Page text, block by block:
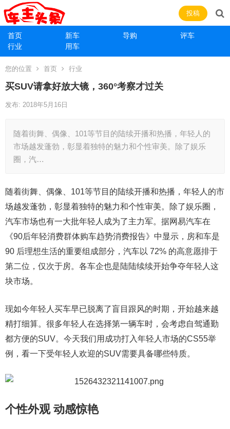
首页 新车 导购
评车
行业
用车
投稿
您的位置 首页 行业
买SUV请拿好放大镜，360°考察才过关
发布: 2018年5月16日
随着街舞、偶像、101等节目的陆续开播和热播，年轻人的
市场越发蓬勃，彰显着独特的魅力和个性审美。除了娱乐
圈，汽…
随着街舞、偶像、101等节目的陆续开播和热播，年轻人的市
场越发蓬勃，彰显着独特的魅力和个性审美。除了娱乐圈，
汽车市场也有一大批年轻人成为了主力军。据网易汽车在
《90后年轻消费群体购车趋势消费报告》中显示，房和车是
90 后理想生活的重要组成部分，汽车以 72% 的高意愿排于
第二位，仅次于房。各车企也是陆陆续续开始争夺年轻人这
块市场。
现如今年轻人买车早已脱离了盲目跟风的时期，开始越来越
精打细算。很多年轻人在选择第一辆车时，会考虑自驾通勤
都方便的SUV。今天我们用成功打入年轻人市场的CS55举
例，看一下受年轻人欢迎的SUV需要具备哪些特质。
个性外观 动感惊艳